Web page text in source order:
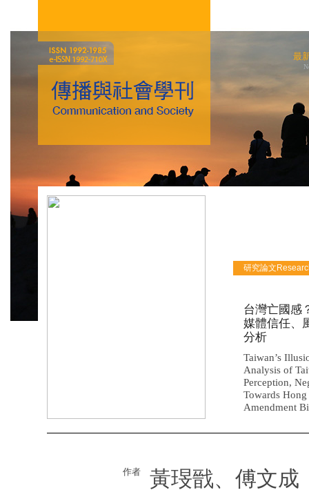
最
研究論文
台灣亡國感
媒體信任、
分析
Taiwan’s
Analysis of
Perception,
Towards
Amendment
作者 黃琝戩、傅文成